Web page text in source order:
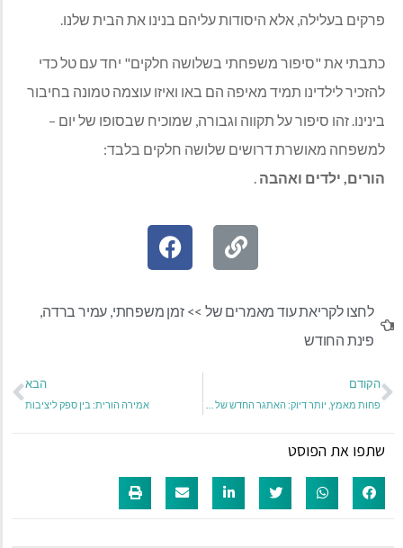
פרקים בעלילה, אלא היסודות עליהם בנינו את הבית שלנו.
כתבתי את "סיפור משפחתי בשלושה חלקים" יחד עם טל כדי
להזכיר לילדינו תמיד מאיפה הם באו ואיזו עוצמה טמונה בחיבור
בינינו. זהו סיפור על תקווה וגבורה, שמוכיח שבסופו של יום –
למשפחה מאושרת דרושים שלושה חלקים בלבד:
הורים, ילדים ואהבה .
לחצו לקריאת עוד מאמרים של >> זמן משפחתי, עמיר ברדה,
פינת החודש
הקודם הבא
אמירה הורית: בין ספק ליציבות
שתפו את הפוסט